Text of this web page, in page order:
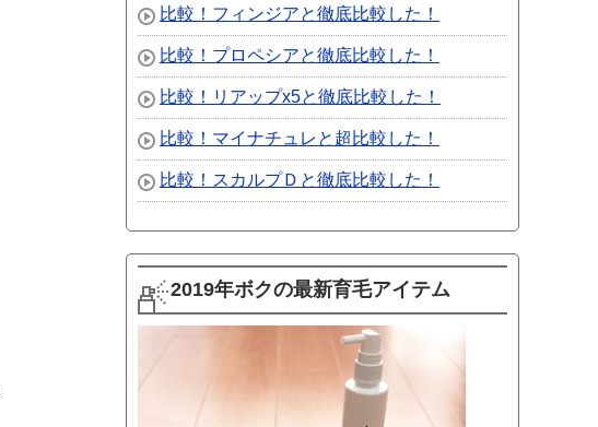
比較！フィンジアと徹底比較した！
比較！プロペシアと徹底比較した！
比較！リアップx5と徹底比較した！
比較！マイナチュレと超比較した！
比較！スカルプＤと徹底比較した！
2019年ボクの最新育毛アイテム